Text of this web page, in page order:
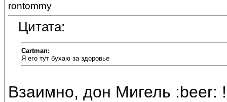
rontommy
Цитата:
Cartman:
Я его тут бухаю за здоровье
Взаимно, дон Мигель :beer: !